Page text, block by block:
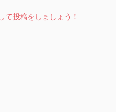
て投稿をしましょう！